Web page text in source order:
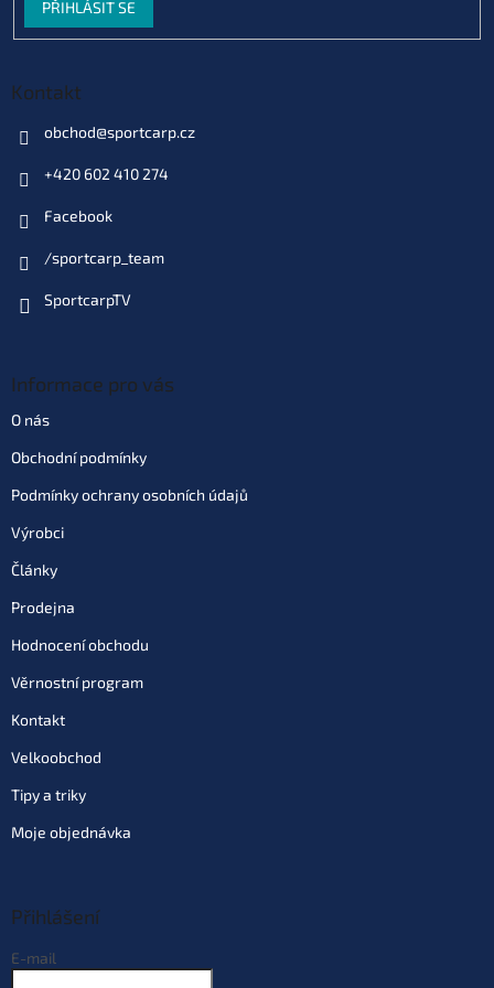
PŘIHLÁSIT SE
Kontakt
obchod@sportcarp.cz
+420 602 410 274
Facebook
/sportcarp_team
SportcarpTV
Informace pro vás
O nás
Obchodní podmínky
Podmínky ochrany osobních údajů
Výrobci
Články
Prodejna
Hodnocení obchodu
Věrnostní program
Kontakt
Velkoobchod
Tipy a triky
Moje objednávka
Přihlášení
E-mail